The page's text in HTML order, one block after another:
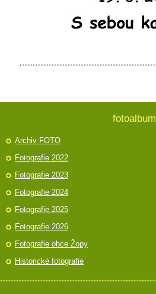
fotoalbum
Archiv FOTO
Fotografie 2022
Fotografie 2023
Fotografie 2024
Fotografie 2025
Fotografie 2026
Fotografie obce Žopy
Historické fotografie